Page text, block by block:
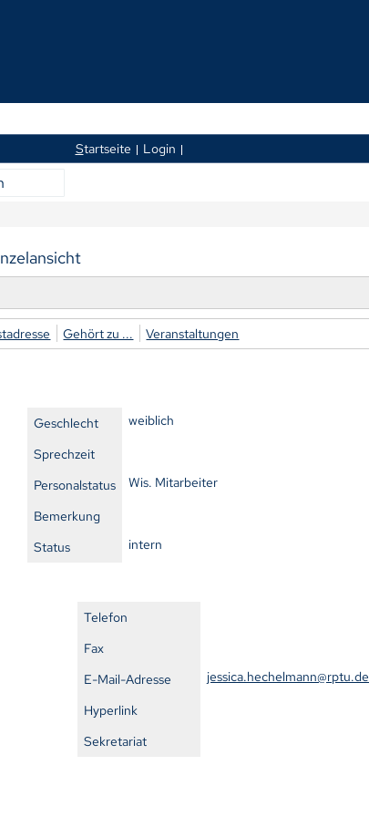
Startseite Login
Gehört zu ... Veranstaltungen
Geschlecht
weiblich
Sprechzeit
Personalstatus
Wis. Mitarbeiter
Bemerkung
Status intern
Telefon
Fax
E-Mail-Adresse
jessica.hechelmann@rptu.de
Hyperlink
Sekretariat